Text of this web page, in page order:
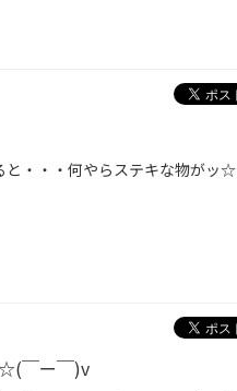
￣ー￣)v